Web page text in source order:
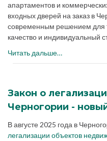
апартаментов и
входных дверей на заказ в
современным решением для
качество и индивидуальный
Читать дальше…
Закон о
Черногории -
В августе 2025 года в
легализации объектов